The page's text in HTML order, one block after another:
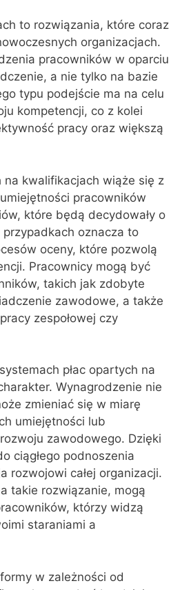
to rozwiązania, które coraz
organizacjach.
pracowników w oparciu
a nie tylko na bazie
typu podejście ma na celu
kompetencji, co z kolei
pracy oraz większą
na kwalifikacjach wiąże się z
pracowników
które będą decydowały o
oznacza to
oceny, które pozwolą
Pracownicy mogą być
takich jak zdobyte
zawodowe, a także
zespołowej czy
płac opartych na
Wynagrodzenie nie
zmieniać się w miarę
umiejętności lub
zawodowego. Dzięki
ciągłego podnoszenia
rozwojowi całej organizacji.
takie rozwiązanie, mogą
którzy widzą
staraniami a
w zależności od